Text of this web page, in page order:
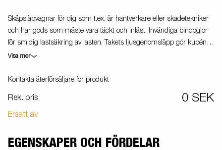
Skåpsläpvagnar för dig som t.ex. är hantverkare eller skadetekniker
och har gods som måste vara täckt och inlåst. Invändiga bindöglor
för smidig lastsäkring av lasten. Takets ljusgenomsläpp gör kupén
mycket ljus. Vi erbjuder även profilering, perfekt för dig som vill
tillbehörsprogram Vagnen på bilden kan vara extrautrustad.
Visa mer
Kontakta återförsäljare för produkt
Rek. pris 0 SEK
Ersatt av
EGENSKAPER OCH FÖRDELAR